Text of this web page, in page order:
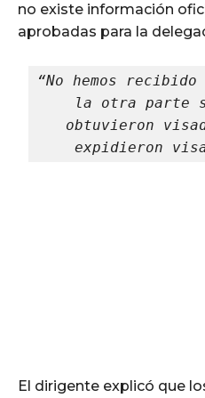
no existe información
aprobadas para la
“No hemos
la otra parte
obtuvieron
expidieron
El dirigente explicó que